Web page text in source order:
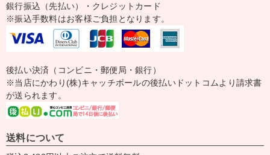
銀行振込（先払い）・クレジットカード
※振込手数料はお客様ご負担となります。
後払い決済（コンビニ・郵便局・銀行）
※当店にかわり(株)キャッチボールの後払いドットコムより請求書
が送られます。
送料について